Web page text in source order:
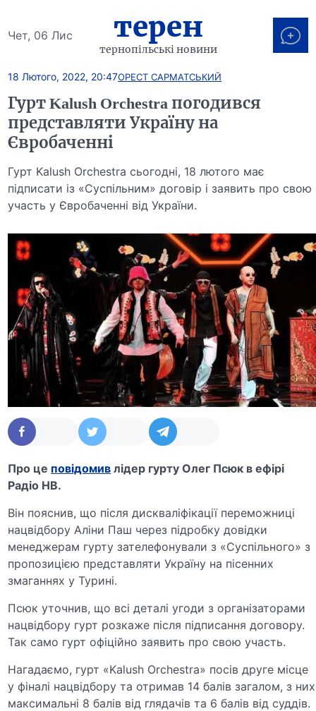
Чет, 06 Лис терен
тернопільські новини
18 Лютого, 2022, 20:47ОРЕСТ САРМАТСЬКИЙ
Гурт Kalush Orchestra погодився
представляти Україну на
Євробаченні
Гурт Kalush Orchestra сьогодні, 18 лютого має
підписати із «Суспільним» договір і заявить про свою
участь у Євробаченні від України.
Про це повідомив лідер гурту Олег Псюк в ефірі
Радіо НВ.
Він пояснив, що після дискваліфікації переможниці
нацвідбору Аліни Паш через підробку довідки
менеджерам гурту зателефонували з «Суспільного» з
пропозицією представляти Україну на пісенних
змаганнях у Турині.
Псюк уточнив, що всі деталі угоди з організаторами
нацвідбору гурт розкаже після підписання договору.
Так само гурт офіційно заявить про свою участь.
Нагадаємо, гурт «Kalush Orchestra» посів друге місце
у фіналі нацвідбору та отримав 14 балів загалом, з них
максимальні 8 балів від глядачів та 6 балів від суддів.